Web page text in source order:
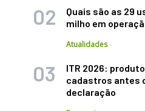
Quais são as 29
milho em
Atualidades
ITR 2026:
cadastros antes
declaração